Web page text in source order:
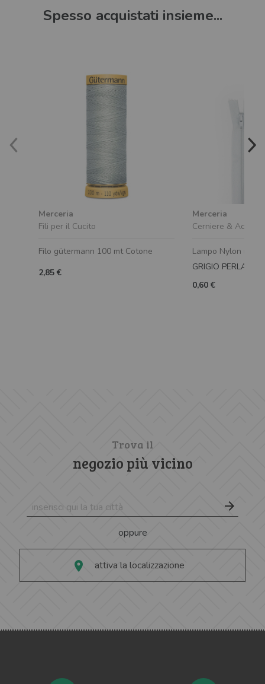
Spesso acquistati insieme...
Merceria
Fili per il Cucito
Filo gütermann 100 mt Cotone
2,85 €
Merceria
Cerniere &
Lampo Nylon n.3
GRIGIO PERLA
0,60 €
Trova il
negozio più vicino
oppure
attiva la localizzazione